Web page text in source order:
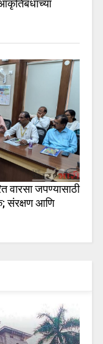
जपण्यासाठी
संरक्षण आणि